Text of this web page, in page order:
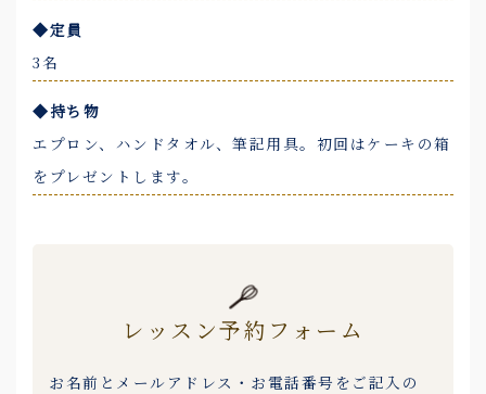
◆定員
3名
◆持ち物
エプロン、ハンドタオル、筆記用具。初回はケーキの箱
をプレゼントします。
レッスン予約フォーム
お名前とメールアドレス・お電話番号をご記入の